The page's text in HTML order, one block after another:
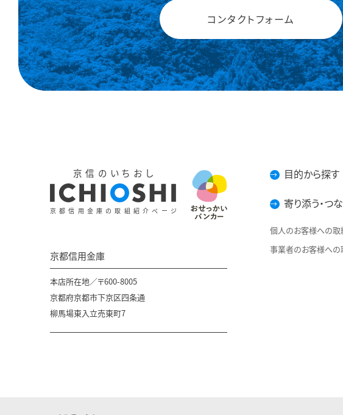
コンタクトフォーム
京信のいちおし
京都信用金庫の取組紹介ページ
京都信用金庫
本店所在地／〒600-8005
京都府京都市下京区四条通
柳馬場東入立売東町7
目的から探す
寄り添う・つ
個人のお客様への取
事業者のお客様への